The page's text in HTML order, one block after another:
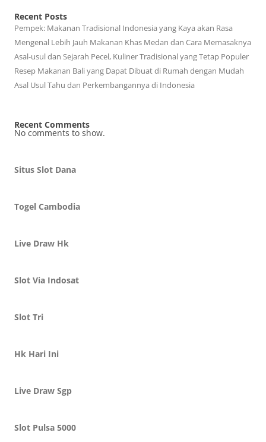
Recent Posts
Pempek: Makanan Tradisional Indonesia yang Kaya akan Rasa
Mengenal Lebih Jauh Makanan Khas Medan dan Cara Memasaknya
Asal-usul dan Sejarah Pecel, Kuliner Tradisional yang Tetap Populer
Resep Makanan Bali yang Dapat Dibuat di Rumah dengan Mudah
Asal Usul Tahu dan Perkembangannya di Indonesia
Recent Comments
No comments to show.
Situs Slot Dana
Togel Cambodia
Live Draw Hk
Slot Via Indosat
Slot Tri
Hk Hari Ini
Live Draw Sgp
Slot Pulsa 5000